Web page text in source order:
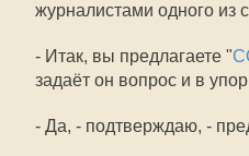
журналистами одного из
- Итак, вы предлагаете "
задаёт он вопрос и в
- Да, - подтверждаю, -